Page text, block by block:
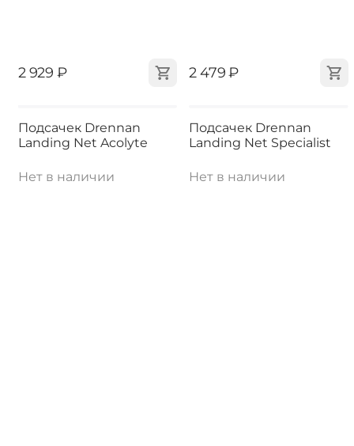
‍2 929‍ ₽ ‍2 479‍₽
Подсачек Drennan
Landing Net Acolyte
Нет в наличии
Подсачек Drennan
Landing Net Specialist
Нет в наличии